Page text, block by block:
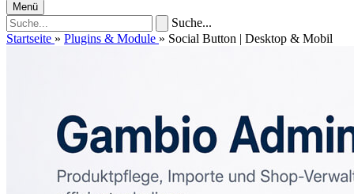
Menü
Suche...
Startseite » Plugins & Module » Social Button | Desktop & Mobil